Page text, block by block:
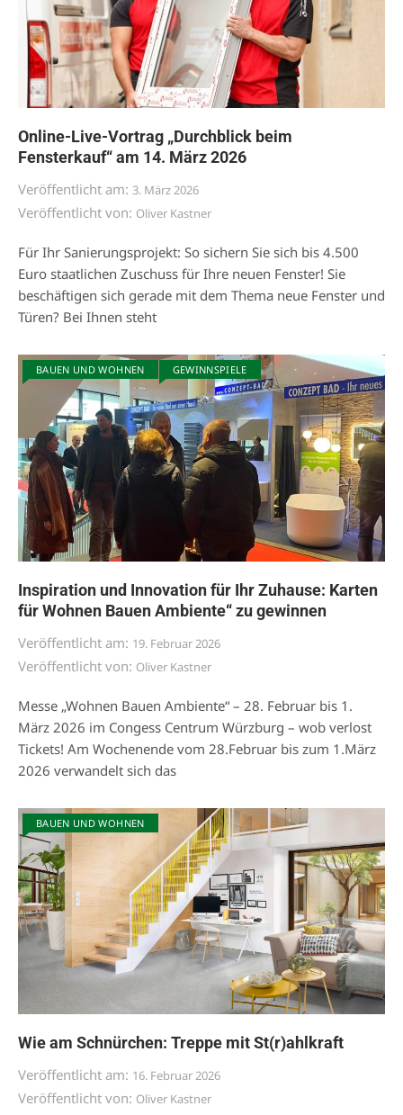
Online-Live-Vortrag „Durchblick beim
Fensterkauf“ am 14. März 2026
Veröffentlicht am: 3. März 2026
Veröffentlicht von: Oliver Kastner
Für Ihr Sanierungsprojekt: So sichern Sie sich bis 4.500
Euro staatlichen Zuschuss für Ihre neuen Fenster! Sie
beschäftigen sich gerade mit dem Thema neue Fenster und
Türen? Bei Ihnen steht
BAUEN UND WOHNEN GEWINNSPIELE
Inspiration und Innovation für Ihr Zuhause: Karten
für Wohnen Bauen Ambiente“ zu gewinnen
Veröffentlicht am: 19. Februar 2026
Veröffentlicht von: Oliver Kastner
Messe „Wohnen Bauen Ambiente“ – 28. Februar bis 1.
März 2026 im Congess Centrum Würzburg – wob verlost
Tickets! Am Wochenende vom 28.Februar bis zum 1.März
2026 verwandelt sich das
BAUEN UND WOHNEN
Wie am Schnürchen: Treppe mit St(r)ahlkraft
Veröffentlicht am: 16. Februar 2026
Veröffentlicht von: Oliver Kastner